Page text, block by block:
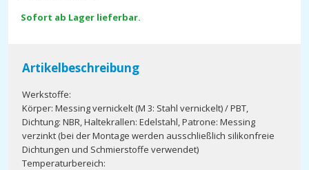
Sofort ab Lager lieferbar.
Artikelbeschreibung
Werkstoffe:
Körper: Messing vernickelt (M 3: Stahl vernickelt) / PBT,
Dichtung: NBR, Haltekrallen: Edelstahl, Patrone: Messing
verzinkt (bei der Montage werden ausschließlich silikonfreie
Dichtungen und Schmierstoffe verwendet)
Temperaturbereich: